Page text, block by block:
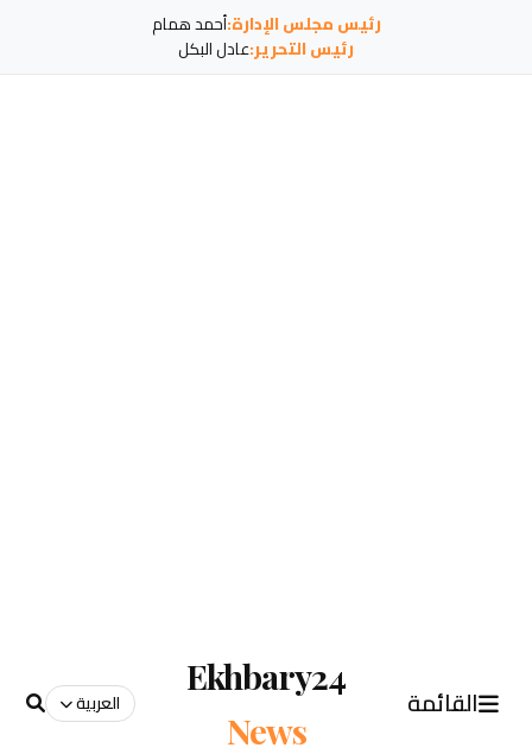
رئيس مجلس الإدارة:أحمد همام
رئيس التحرير:عادل البكل
القائمة
Ekhbary24
News
العربية